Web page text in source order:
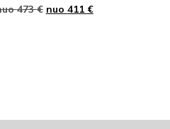
473€ nuo 411 €